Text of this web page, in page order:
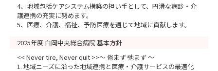
4、地域包括ケアシステム構築の担い手として、円滑な病診・介
護連携の充実に努めます。
5、医療、介護、福祉、予防医療を通じて地域に貢献します。
2025年度 白岡中央総合病院 基本方針
<< Never tire, Never quit >>～ 倦まず 弛まず ～
1. 地域ニーズに沿った地域連携と医療・介護サービスの最適化